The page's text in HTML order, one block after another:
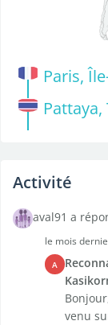
Paris,
Activité
aval91 a
le mois
A
venu